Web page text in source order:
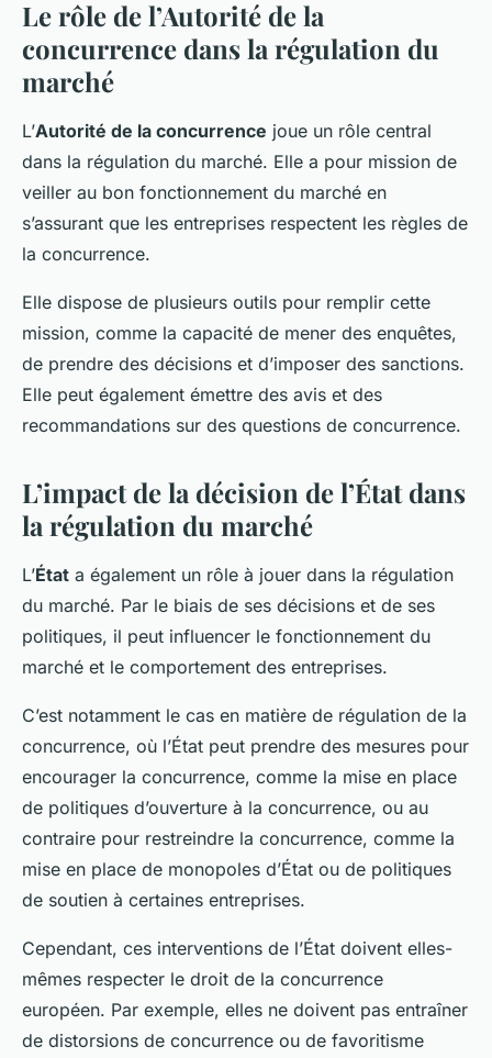
Le rôle de l’Autorité de la
concurrence dans la régulation du
marché
L’Autorité de la concurrence joue un rôle central
dans la régulation du marché. Elle a pour mission de
veiller au bon fonctionnement du marché en
s’assurant que les entreprises respectent les règles de
la concurrence.
Elle dispose de plusieurs outils pour remplir cette
mission, comme la capacité de mener des enquêtes,
de prendre des décisions et d’imposer des sanctions.
Elle peut également émettre des avis et des
recommandations sur des questions de concurrence.
L’impact de la décision de l’État dans
la régulation du marché
L’État a également un rôle à jouer dans la régulation
du marché. Par le biais de ses décisions et de ses
politiques, il peut influencer le fonctionnement du
marché et le comportement des entreprises.
C’est notamment le cas en matière de régulation de la
concurrence, où l’État peut prendre des mesures pour
encourager la concurrence, comme la mise en place
de politiques d’ouverture à la concurrence, ou au
contraire pour restreindre la concurrence, comme la
mise en place de monopoles d’État ou de politiques
de soutien à certaines entreprises.
Cependant, ces interventions de l’État doivent elles-
mêmes respecter le droit de la concurrence
européen. Par exemple, elles ne doivent pas entraîner
de distorsions de concurrence ou de favoritisme